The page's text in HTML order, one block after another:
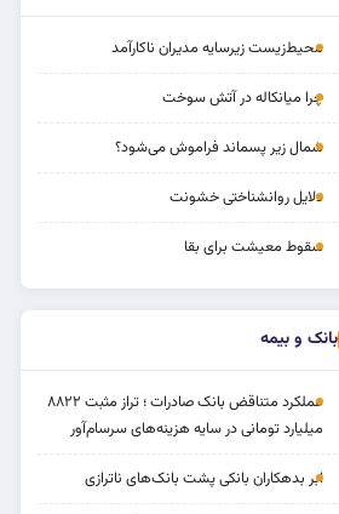
محیط‌زیست زیرسایه مدیران ناکارآمد
چرا میانکاله در آتش سوخت
شمال زیر پسماند فراموش می‌شود؟
دلایل روانشناختی خشونت
سقوط معیشت برای بقا
بانک و بیمه
عملکرد متناقض بانک صادرات ؛ تراز مثبت ۸۸۲۲
میلیارد تومانی در سایه هزینه‌های سرسام‌آور
ابر بدهکاران بانکی پشت بانک‌های ناترازی